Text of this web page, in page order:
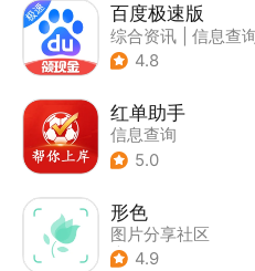
百度极速版
综合资讯
信息查
4.8
红单助手
信息查询
5.0
形色
图片分享社区
| 信息查询
4.9